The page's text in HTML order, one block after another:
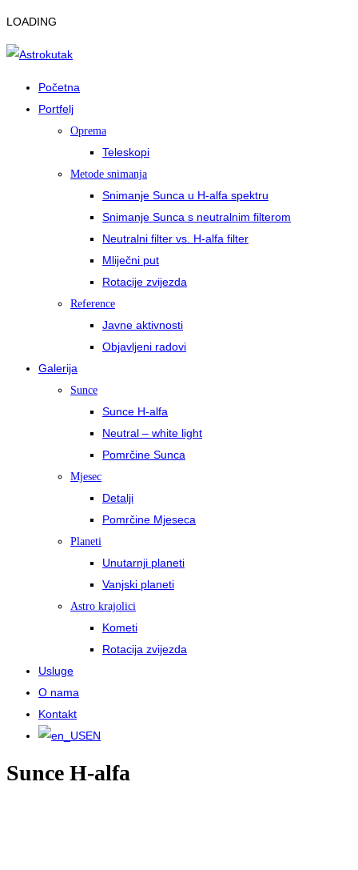
LOADING
Početna
Portfelj
Oprema
Teleskopi
Metode snimanja
Snimanje Sunca u H-alfa spektru
Snimanje Sunca s neutralnim filterom
Neutralni filter vs. H-alfa filter
Mliječni put
Rotacije zvijezda
Reference
Javne aktivnosti
Objavljeni radovi
Galerija
Sunce
Sunce H-alfa
Neutral – white light
Pomrčine Sunca
Mjesec
Detalji
Pomrčine Mjeseca
Planeti
Unutarnji planeti
Vanjski planeti
Astro krajolici
Kometi
Rotacija zvijezda
Usluge
O nama
Kontakt
EN
Sunce H-alfa